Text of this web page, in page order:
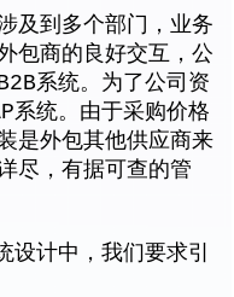
及到多个部门，业务
包商的良好交互，公
系统。为了公司资
系统。由于采购价格
是外包其他供应商来
尽，有据可查的管
计中，我们要求引